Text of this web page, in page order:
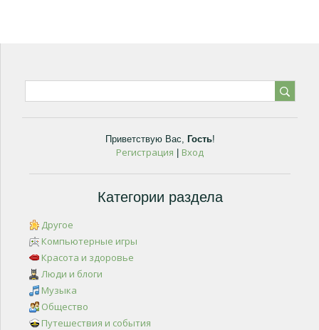
Приветствую Вас Гость!
Регистрация | Вход
Категории раздела
Другое
Компьютерные игры
Красота и здоровье
Люди и блоги
Музыка
Общество
Путешествия и события